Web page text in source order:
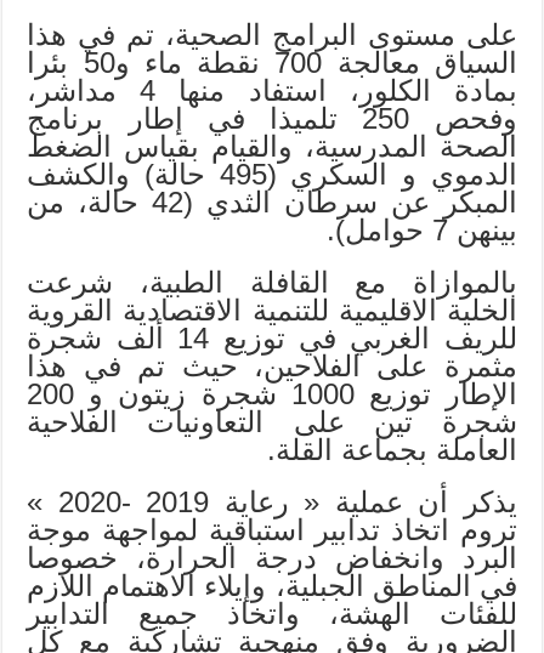
على مستوى البرامج الصحية، تم في هذا
السياق معالجة 700 نقطة ماء و50 بئرا
بمادة الكلور، استفاد منها 4 مداشر،
وفحص 250 تلميذا في إطار برنامج
الصحة المدرسية، والقيام بقياس الضغط
الدموي و السكري (495 حالة) والكشف
المبكر عن سرطان الثدي (42 حالة، من
بينهن 7 حوامل).
بالموازاة مع القافلة الطبية، شرعت
الخلية الاقليمية للتنمية الاقتصادية القروية
للريف الغربي في توزيع 14 ألف شجرة
مثمرة على الفلاحين، حيث تم في هذا
الإطار توزيع 1000 شجرة زيتون و 200
شجرة تين على التعاونيات الفلاحية
العاملة بجماعة القلة.
يذكر أن عملية « رعاية 2019 -2020 »
تروم اتخاذ تدابير استباقية لمواجهة موجة
البرد وانخفاض درجة الحرارة، خصوصا
في المناطق الجبلية، وإيلاء الاهتمام اللازم
للفئات الهشة، واتخاذ جميع التدابير
الضرورية وفق منهجية تشاركية مع كل